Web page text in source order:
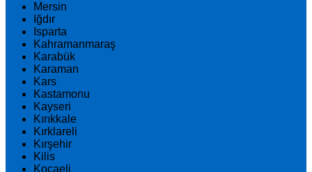
Mersin
Iğdır
Isparta
Kahramanmaraş
Karabük
Karaman
Kars
Kastamonu
Kayseri
Kırıkkale
Kırklareli
Kırşehir
Kilis
Kocaeli